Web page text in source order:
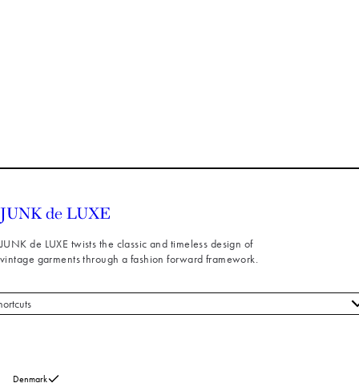
JUNK de LUXE twists the classic and timeless design of
vintage garments through a fashion forward framework.
styles
Denmark